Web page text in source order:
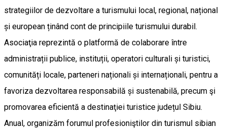
strategiilor de dezvoltare a turismului local, regional, național
și european ținând cont de principiile turismului durabil.
Asociaţia reprezintă o platformă de colaborare între
administrații publice, instituții, operatori culturali și turistici,
comunități locale, parteneri naționali și internaționali, pentru a
favoriza dezvoltarea responsabilă și sustenabilă, precum şi
promovarea eficientă a destinaţiei turistice județul Sibiu.
Anual, organizăm forumul profesioniştilor din turismul sibian